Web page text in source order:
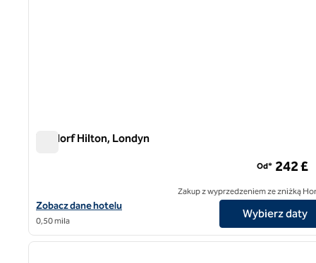
Waldorf Hilton, Londyn
Zobacz szczegóły hotelu The Waldorf Hilton w Londynie
Zobacz dane hotelu
0,50 mila
Od* 242 £
Zakup z wyprzedzeniem ze zniżką
Wybierz daty
1
1 z 12